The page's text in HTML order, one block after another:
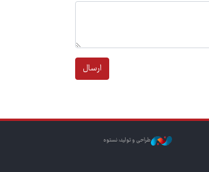
ارسال
طراحی و تولید: نستوه